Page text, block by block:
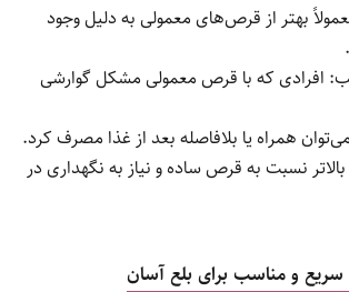
کاهش یابد.
بزرگسالان و نوجوانان با کم‌خونی خفیف تا
است با معده خالی و همراه یک لیوان آب یا
شود.
باعث یبوست، تهوع یا دل‌درد شود،
بالا.
و ملایم برای معده